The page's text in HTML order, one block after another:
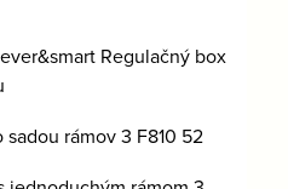
Regulačný box
rámov 3 F810 52